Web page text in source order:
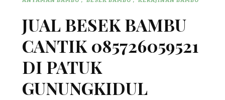
JUAL BESEK BAMBU
CANTIK 085726059521
DI PATUK
GUNUNGKIDUL